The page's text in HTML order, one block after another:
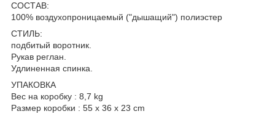
СОСТАВ:
100% воздухопроницаемый ("дышащий") полиэстер
СТИЛЬ:
подбитый воротник.
Рукав реглан.
Удлиненная спинка.
УПАКОВКА
Вес на коробку : 8,7 kg
Размер коробки : 55 x 36 x 23 cm